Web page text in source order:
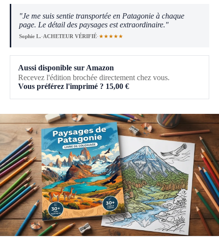
"Je me suis sentie transportée en Patagonie à chaque
page. Le détail des paysages est extraordinaire."
Sophie L.·ACHETEUR VÉRIFIÉ·★★★★★
Aussi disponible sur Amazon
Recevez l'édition brochée directement chez vous.
Vous préférez l'imprimé ? 15,00 €